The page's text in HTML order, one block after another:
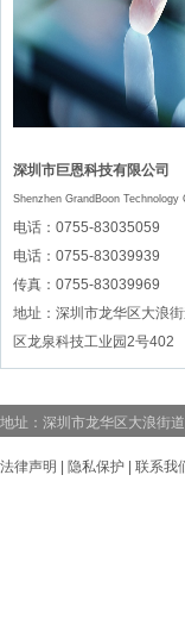
深圳市巨恩科技有限公司
Shenzhen GrandBoon Technology
电话：0755-83035059
电话 ：0755-83039939
传真：0755-83039969
地址：深圳市龙华区大浪
区龙泉科技工业园2号402
地址：深圳市龙华区大浪街
法律声明 隐私保护 联系我